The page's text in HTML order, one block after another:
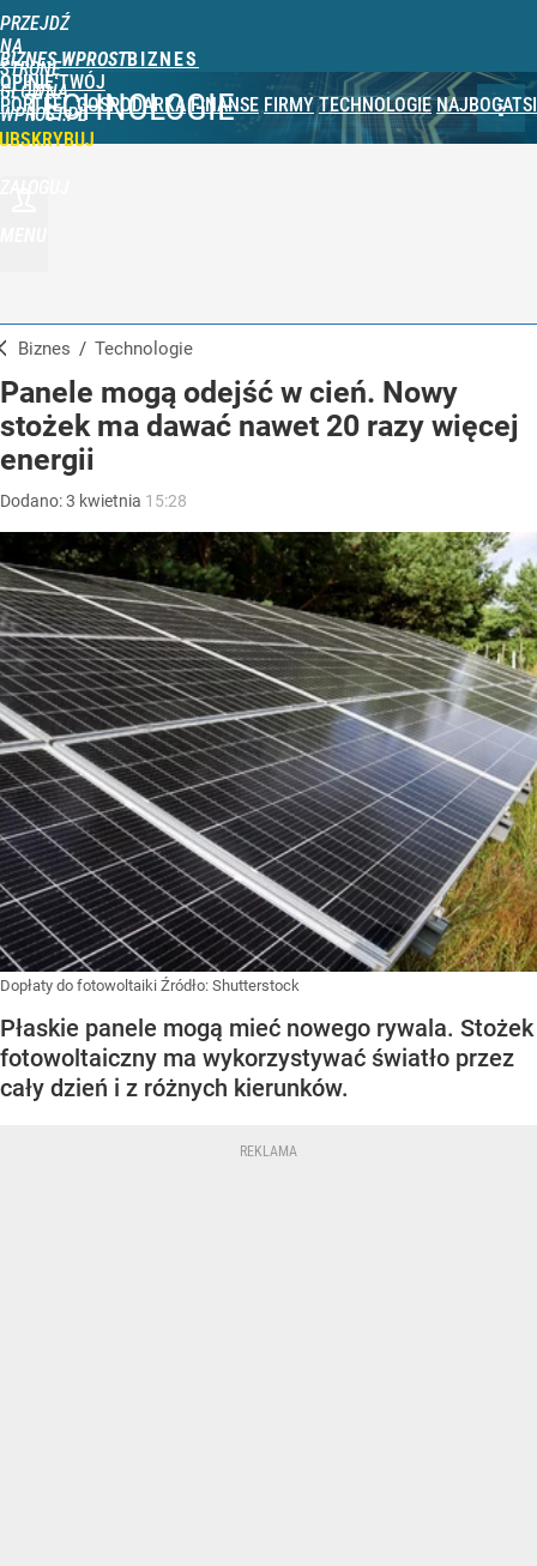
PRZEJDŹ
NA
STRONĘ
GŁÓWNĄ
WPROST.PL
BIZNES WPROST
OPINIE TWÓJ
PORTFEL GOSPODARKA FINANSE FIRMY TECHNOLOGIE NAJBOGATSI
TECHNOLOGIE
Biznes / Technologie
Panele mogą odejść w cień. Nowy
stożek ma dawać nawet 20 razy więcej
energii
Dodano:3 kwietnia 15:28
Dopłaty do fotowoltaiki Źródło: Shutterstock
Płaskie panele mogą mieć nowego rywala. Stożek
fotowoltaiczny ma wykorzystywać światło przez
cały dzień i z różnych kierunków.